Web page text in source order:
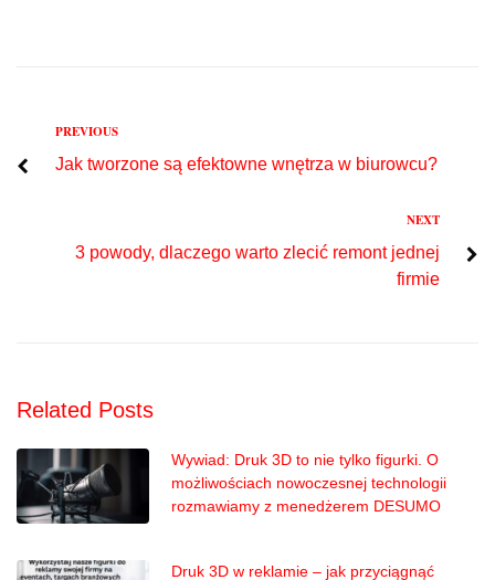
Nawigacja
wpisu
Previous
PREVIOUS
Jak tworzone są efektowne wnętrza w biurowcu?
NEXT
3 powody, dlaczego warto zlecić remont jednej
firmie
Related Posts
Wywiad: Druk 3D to nie tylko figurki. O
możliwościach nowoczesnej technologii
rozmawiamy z menedżerem DESUMO
Druk 3D w reklamie – jak przyciągnąć